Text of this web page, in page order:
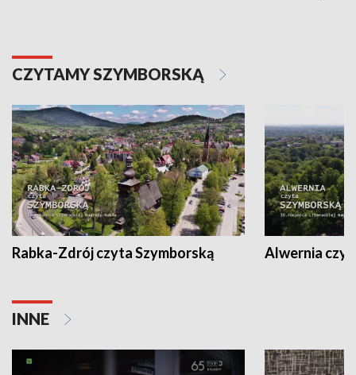
CZYTAMY SZYMBORSKĄ
Rabka-Zdrój czyta Szymborską Alwernia
INNE